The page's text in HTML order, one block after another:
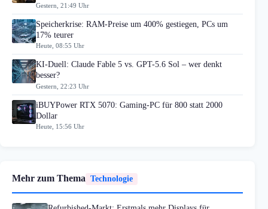
Gestern, 21:49 Uhr
Speicherkrise: RAM-Preise um 400% gestiegen, PCs um
17% teurer
Heute, 08:55 Uhr
KI-Duell: Claude Fable 5 vs. GPT-5.6 Sol – wer denkt
besser?
Gestern, 22:23 Uhr
iBUYPower RTX 5070: Gaming-PC für 800 statt 2000
Dollar
Heute, 15:56 Uhr
Mehr zum Thema Technologie